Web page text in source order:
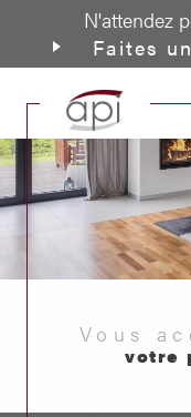
N'attendez
Faites
Vous
votre